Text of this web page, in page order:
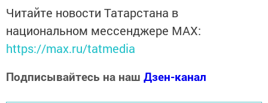
Читайте новости Татарстана в
национальном мессенджере MАХ:
https://max.ru/tatmedia
Подписывайтесь на наш Дзен-канал